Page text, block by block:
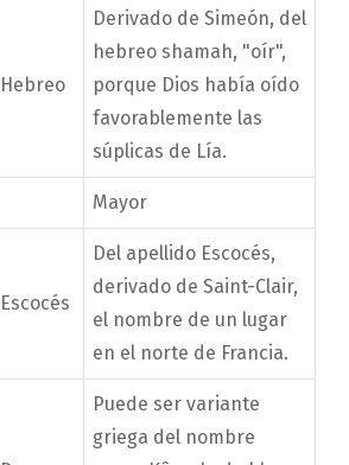
Hebreo
Derivado de Simeón, del
hebreo shamah, "oír",
porque Dios había oído
favorablemente las
súplicas de Lía.
Mayor
Escocés
Del apellido Escocés,
derivado de Saint-Clair,
el nombre de un lugar
en el norte de Francia.
Puede ser variante
griega del nombre